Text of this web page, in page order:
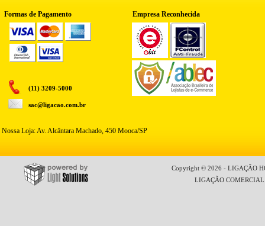
Formas de Pagamento Empresa Reconhecida
(11) 3209-5000
sac@ligacao.com.br
Nossa Loja: Av. Alcântara Machado, 450 Mooca/SP
Copyright © 2026 - LIGAÇÃO
LIGAÇÃO